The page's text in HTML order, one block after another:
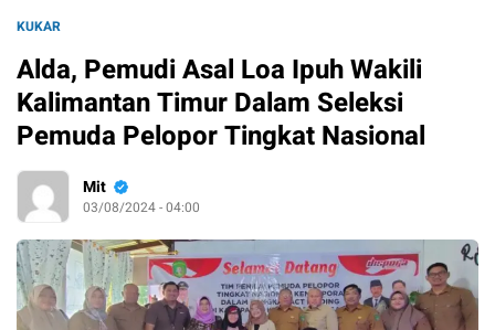
KUKAR
Alda, Pemudi Asal Loa Ipuh Wakili
Kalimantan Timur Dalam Seleksi
Pemuda Pelopor Tingkat Nasional
Mit
03/08/2024 - 04:00